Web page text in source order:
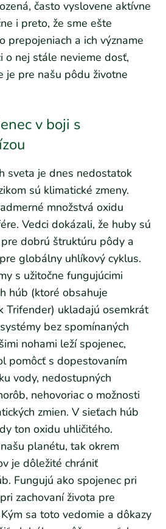
často vyslovene aktívne
i preto, že sme ešte
prepojeniach a ich význame
o nej stále nevieme dosť,
je pre našu pôdu životne
v boji s
sveta je dnes nedostatok
sú klimatické zmeny.
množstvá oxidu
Vedci dokázali, že huby sú
dobrú štruktúru pôdy a
globálny uhlíkový cyklus.
s užitočne fungujúcimi
húb (ktoré obsahuje
Trifender) ukladajú osemkrát
bez spomínaných
nohami leží spojenec,
pomôcť s dopestovaním
vody, nedostupných
nehovoriac o možnosti
zmien. V sieťach húb
ton oxidu uhličitého.
planétu, tak okrem
je dôležité chrániť
Fungujú ako spojenec pri
zachovaní života pre
sa toto vedomie a dôkazy